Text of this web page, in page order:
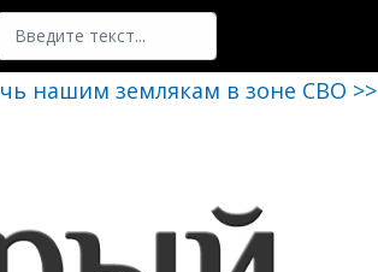
нашим землякам в зоне СВО >>